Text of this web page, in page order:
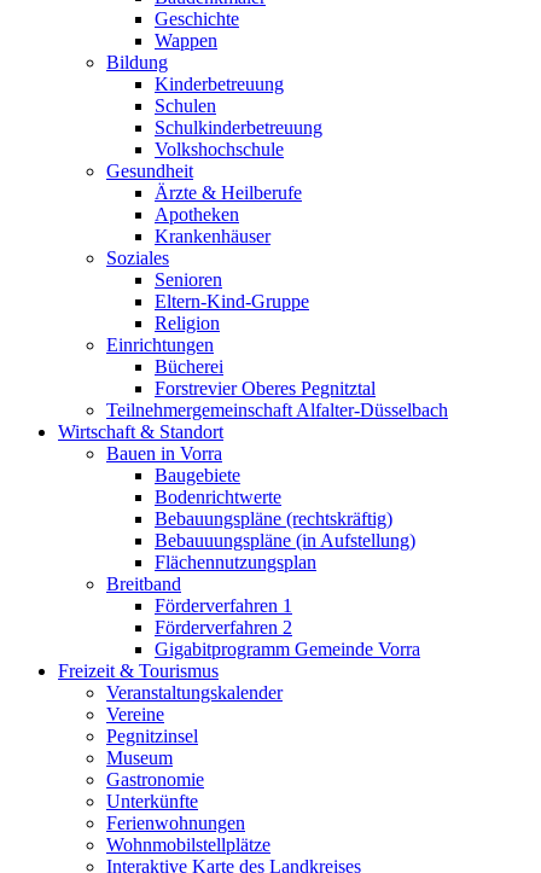
Geschichte
Wappen
Bildung
Kinderbetreuung
Schulen
Schulkinderbetreuung
Volkshochschule
Gesundheit
Ärzte & Heilberufe
Apotheken
Krankenhäuser
Soziales
Senioren
Eltern-Kind-Gruppe
Religion
Einrichtungen
Bücherei
Forstrevier Oberes Pegnitztal
Teilnehmergemeinschaft Alfalter-Düsselbach
Wirtschaft & Standort
Bauen in Vorra
Baugebiete
Bodenrichtwerte
Bebauungspläne (rechtskräftig)
Bebauuungspläne (in Aufstellung)
Flächennutzungsplan
Breitband
Förderverfahren 1
Förderverfahren 2
Gigabitprogramm Gemeinde Vorra
Freizeit & Tourismus
Veranstaltungskalender
Vereine
Pegnitzinsel
Museum
Gastronomie
Unterkünfte
Ferienwohnungen
Wohnmobilstellplätze
Interaktive Karte des Landkreises